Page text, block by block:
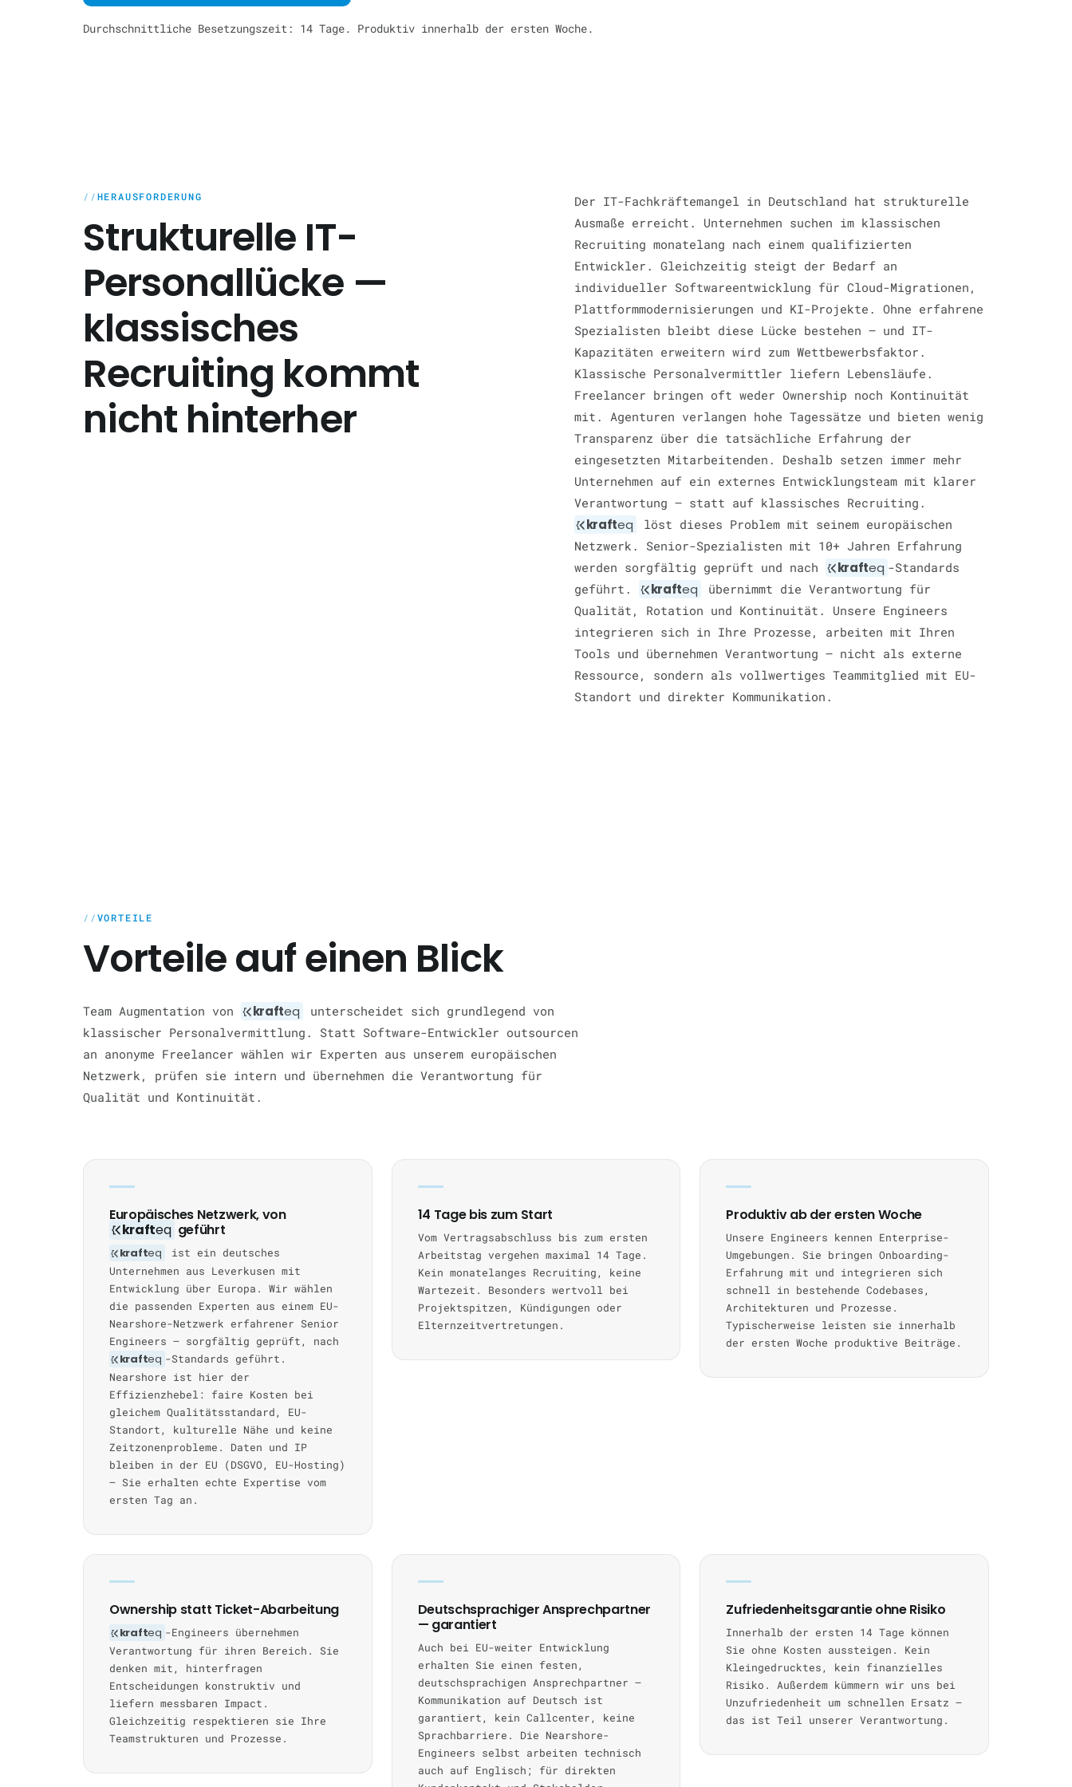
Durchschnittliche Besetzungszeit: 14 Tage. Produktiv innerhalb der ersten Woche.
HERAUSFORDERUNG
Strukturelle IT-
Personallücke —
klassisches
Recruiting kommt
nicht hinterher
Der IT-Fachkräftemangel in Deutschland hat strukturelle
Ausmaße erreicht. Unternehmen suchen im klassischen
Recruiting monatelang nach einem qualifizierten
Entwickler. Gleichzeitig steigt der Bedarf an
individueller Softwareentwicklung für Cloud-Migrationen,
Plattformmodernisierungen und KI-Projekte. Ohne erfahrene
Spezialisten bleibt diese Lücke bestehen — und IT-
Kapazitäten erweitern wird zum Wettbewerbsfaktor.
Klassische Personalvermittler liefern Lebensläufe.
Freelancer bringen oft weder Ownership noch Kontinuität
mit. Agenturen verlangen hohe Tagessätze und bieten wenig
Transparenz über die tatsächliche Erfahrung der
eingesetzten Mitarbeitenden. Deshalb setzen immer mehr
Unternehmen auf ein externes Entwicklungsteam mit klarer
Verantwortung — statt auf klassisches Recruiting.
krafteq
löst dieses Problem mit seinem europäischen
Netzwerk. Senior-Spezialisten mit 10+ Jahren Erfahrung
werden sorgfältig geprüft und nach
krafteq -Standards
geführt.
krafteq
übernimmt die Verantwortung für
Qualität, Rotation und Kontinuität. Unsere Engineers
integrieren sich in Ihre Prozesse, arbeiten mit Ihren
Tools und übernehmen Verantwortung — nicht als externe
Ressource, sondern als vollwertiges Teammitglied mit EU-
Standort und direkter Kommunikation.
VORTEILE
Vorteile auf einen Blick
Team Augmentation von krafteq
unterscheidet sich grundlegend von
klassischer Personalvermittlung. Statt Software-Entwickler outsourcen
an anonyme Freelancer wählen wir Experten aus unserem europäischen
Netzwerk, prüfen sie intern und übernehmen die Verantwortung für
Qualität und Kontinuität.
Europäisches Netzwerk, von
krafteq geführt
krafteq
ist ein deutsches
Unternehmen aus Leverkusen mit
Entwicklung über Europa. Wir wählen
die passenden Experten aus einem EU-
Nearshore-Netzwerk erfahrener Senior
Engineers — sorgfältig geprüft, nach
krafteq -Standards geführt.
Nearshore ist hier der
Effizienzhebel: faire Kosten bei
gleichem Qualitätsstandard, EU-
Standort, kulturelle Nähe und keine
Zeitzonenprobleme. Daten und IP
bleiben in der EU (DSGVO, EU-Hosting)
— Sie erhalten echte Expertise vom
ersten Tag an.
14 Tage bis zum Start
Vom Vertragsabschluss bis zum ersten
Arbeitstag vergehen maximal 14 Tage.
Kein monatelanges Recruiting, keine
Wartezeit. Besonders wertvoll bei
Projektspitzen, Kündigungen oder
Elternzeitvertretungen.
Produktiv ab der ersten Woche
Unsere Engineers kennen Enterprise-
Umgebungen. Sie bringen Onboarding-
Erfahrung mit und integrieren sich
schnell in bestehende Codebases,
Architekturen und Prozesse.
Typischerweise leisten sie innerhalb
der ersten Woche produktive Beiträge.
Ownership statt Ticket-Abarbeitung
krafteq -Engineers übernehmen
Verantwortung für ihren Bereich. Sie
denken mit, hinterfragen
Entscheidungen konstruktiv und
liefern messbaren Impact.
Gleichzeitig respektieren sie Ihre
Teamstrukturen und Prozesse.
Deutschsprachiger Ansprechpartner
— garantiert
Auch bei EU-weiter Entwicklung
erhalten Sie einen festen,
deutschsprachigen Ansprechpartner —
Kommunikation auf Deutsch ist
garantiert, kein Callcenter, keine
Sprachbarriere. Die Nearshore-
Engineers selbst arbeiten technisch
auch auf Englisch; für direkten
Zufriedenheitsgarantie ohne Risiko
Innerhalb der ersten 14 Tage können
Sie ohne Kosten aussteigen. Kein
Kleingedrucktes, kein finanzielles
Risiko. Außerdem kümmern wir uns bei
Unzufriedenheit um schnellen Ersatz —
das ist Teil unserer Verantwortung.